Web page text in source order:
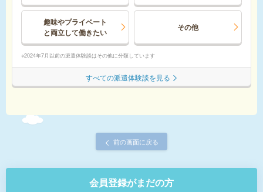
趣味やプライベート
と両立して働きたい その他
2024年7月以前の派遣体験談はその他に分類しています
すべての派遣体験談を見る
前の画面に戻る
会員登録がまだの方